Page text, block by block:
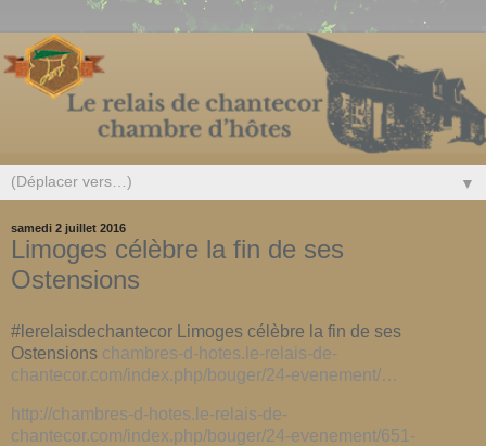
▼
samedi 2 juillet 2016
Limoges célèbre la fin de ses
Ostensions
#lerelaisdechantecor Limoges célèbre la fin de ses
Ostensions chambres-d-hotes.le-relais-de-
chantecor.com/index.php/bouger/24-evenement/…
http://chambres-d-hotes.le-relais-de-
chantecor.com/index.php/bouger/24-evenement/651-